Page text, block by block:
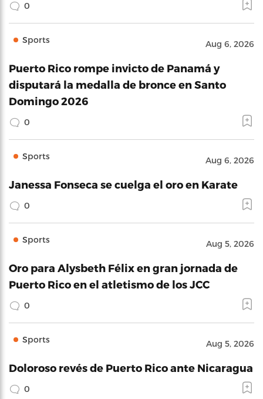
0
Sports Aug 6, 2026
Puerto Rico rompe invicto de Panamá y
disputará la medalla de bronce en Santo
Domingo 2026
0
Sports Aug 6, 2026
Janessa Fonseca se cuelga el oro en Karate
0
Sports Aug 5, 2026
Oro para Alysbeth Félix en gran jornada de
Puerto Rico en el atletismo de los JCC
0
Sports Aug 5, 2026
Doloroso revés de Puerto Rico ante Nicaragua
0